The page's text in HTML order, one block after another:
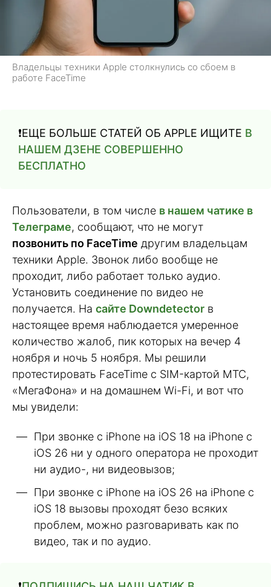
Владельцы техники Apple столкнулись со сбоем в
работе FaceTime
❗️ЕЩЕ БОЛЬШЕ СТАТЕЙ ОБ APPLE ИЩИТЕ В
НАШЕМ ДЗЕНЕ СОВЕРШЕННО
БЕСПЛАТНО
Пользователи, в том числе в нашем чатике в
Телеграме, сообщают, что не могут
позвонить по FaceTime другим владельцам
техники Apple. Звонок либо вообще не
проходит, либо работает только аудио.
Установить соединение по видео не
получается. На сайте Downdetector в
настоящее время наблюдается умеренное
количество жалоб, пик которых на вечер 4
ноября и ночь 5 ноября. Мы решили
протестировать FaceTime с SIM-картой МТС,
«МегаФона» и на домашнем Wi-Fi, и вот что
мы увидели:
При звонке с iPhone на iOS 18 на iPhone с
iOS 26 ни у одного оператора не проходит
ни аудио-, ни видеовызов;
При звонке с iPhone на iOS 26 на iPhone с
iOS 18 вызовы проходят безо всяких
проблем, можно разговаривать как по
видео, так и по аудио.